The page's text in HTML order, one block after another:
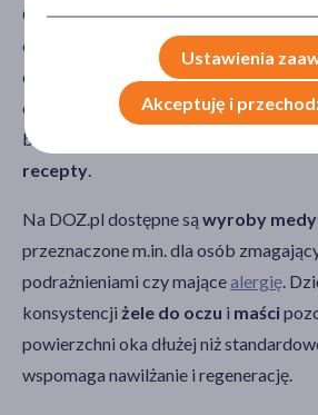
(1)
Edenight(1)
pokaż więcej
(12)
podrażnienie(7)
zaczerwienienie (5)
pieczenie(4)
Czasamikrople do oczunie
odpowiednią pielęgnację i ulgę przy
dotyczących narządu wzroku. W
codziennej ich pielęgnacji potrzebne
bogatszej konsystencji –
recepty.
Na DOZ.pl dostępne są wyroby
przeznaczone m.in. dla osób
podrażnieniami czy mającealergię.
konsystencji żele do oczu i maści
powierzchni oka dłużej niż
wspomaga nawilżanie i regenerację.
Ustawienia
Akceptuję i